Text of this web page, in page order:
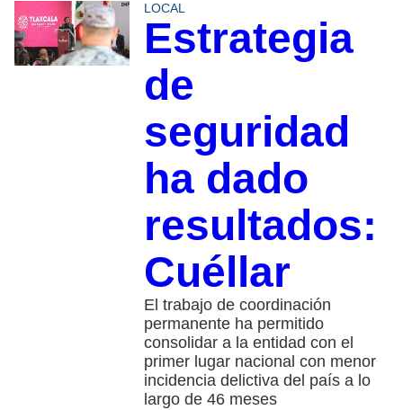
LOCAL
Estrategia
de
seguridad
ha dado
resultados:
Cuéllar
El trabajo de coordinación
permanente ha permitido
consolidar a la entidad con el
primer lugar nacional con menor
incidencia delictiva del país a lo
largo de 46 meses